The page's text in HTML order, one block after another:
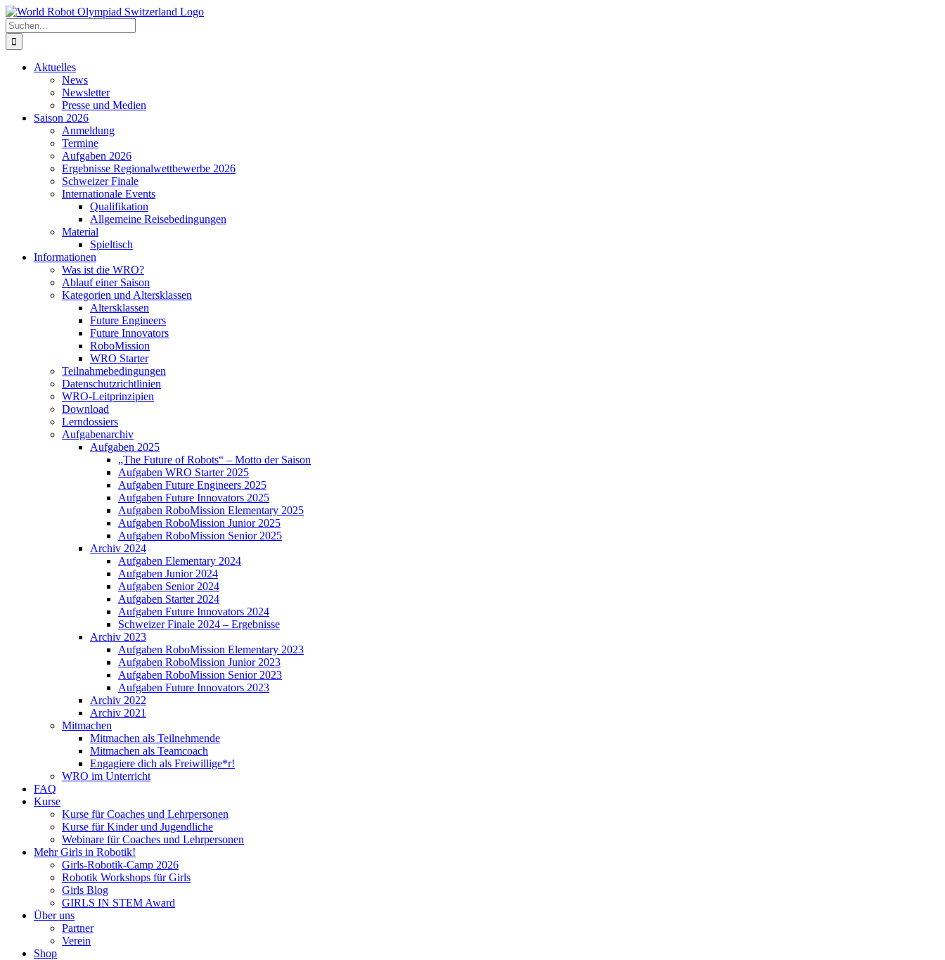
Zum
Inhalt
springen
Suche
nach:
Aktuelles
News
Newsletter
Presse und Medien
Saison 2026
Anmeldung
Termine
Aufgaben 2026
Ergebnisse Regionalwettbewerbe 2026
Schweizer Finale
Internationale Events
Qualifikation
Allgemeine Reisebedingungen
Material
Spieltisch
Informationen
Was ist die WRO?
Ablauf einer Saison
Kategorien und Altersklassen
Altersklassen
Future Engineers
Future Innovators
RoboMission
WRO Starter
Teilnahmebedingungen
Datenschutzrichtlinien
WRO-Leitprinzipien
Download
Lerndossiers
Aufgabenarchiv
Aufgaben 2025
„The Future of Robots“ – Motto der Saison
Aufgaben WRO Starter 2025
Aufgaben Future Engineers 2025
Aufgaben Future Innovators 2025
Aufgaben RoboMission Elementary 2025
Aufgaben RoboMission Junior 2025
Aufgaben RoboMission Senior 2025
Archiv 2024
Aufgaben Elementary 2024
Aufgaben Junior 2024
Aufgaben Senior 2024
Aufgaben Starter 2024
Aufgaben Future Innovators 2024
Schweizer Finale 2024 – Ergebnisse
Archiv 2023
Aufgaben RoboMission Elementary 2023
Aufgaben RoboMission Junior 2023
Aufgaben RoboMission Senior 2023
Aufgaben Future Innovators 2023
Archiv 2022
Archiv 2021
Mitmachen
Mitmachen als Teilnehmende
Mitmachen als Teamcoach
Engagiere dich als Freiwillige*r!
WRO im Unterricht
FAQ
Kurse
Kurse für Coaches und Lehrpersonen
Kurse für Kinder und Jugendliche
Webinare für Coaches und Lehrpersonen
Mehr Girls in Robotik!
Girls-Robotik-Camp 2026
Robotik Workshops für Girls
Girls Blog
GIRLS IN STEM Award
Über uns
Partner
Verein
Shop